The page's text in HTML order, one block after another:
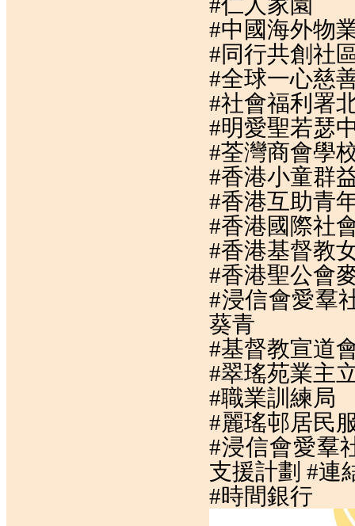
#仁人家園
#中國海外物
#同行共創社
#全球一心慈
#社會福利署
#明愛聖若瑟
#荃灣商會學
#香港小童群
#香港互助青
#香港國際社
#香港基督教
#香港聖公會
#浸信會愛羣
葵青
#基督教宣道
#翠瑤苑業主
#職業訓練局
#麗瑤邨居民
#浸信會愛羣
支援計劃 #連
#時間銀行